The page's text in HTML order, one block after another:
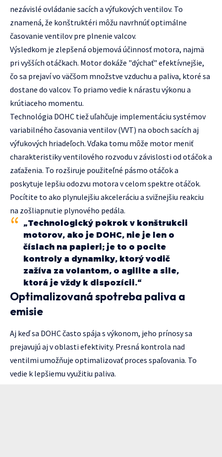
nezávislé ovládanie sacích a výfukových ventilov. To
znamená, že konštruktéri môžu navrhnúť optimálne
časovanie ventilov pre plnenie valcov.
Výsledkom je zlepšená objemová účinnosť motora, najmä
pri vyšších otáčkach. Motor dokáže "dýchať" efektívnejšie,
čo sa prejaví vo väčšom množstve vzduchu a paliva, ktoré sa
dostane do valcov. To priamo vedie k nárastu výkonu a
krútiaceho momentu.
Technológia DOHC tiež uľahčuje implementáciu systémov
variabilného časovania ventilov (VVT) na oboch sacích aj
výfukových hriadeľoch. Vďaka tomu môže motor meniť
charakteristiky ventilového rozvodu v závislosti od otáčok a
zaťaženia. To rozširuje použiteľné pásmo otáčok a
poskytuje lepšiu odozvu motora v celom spektre otáčok.
Pocítite to ako plynulejšiu akceleráciu a svižnejšiu reakciu
na zošliapnutie plynového pedála.
„Technologický pokrok v konštrukcii
motorov, ako je DOHC, nie je len o
číslach na papieri; je to o pocite
kontroly a dynamiky, ktorý vodič
zažíva za volantom, o agilite a sile,
ktorá je vždy k dispozícii.“
Optimalizovaná spotreba paliva a
emisie
Aj keď sa DOHC často spája s výkonom, jeho prínosy sa
prejavujú aj v oblasti efektivity. Presná kontrola nad
ventilmi umožňuje optimalizovať proces spaľovania. To
vedie k lepšiemu využitiu paliva.